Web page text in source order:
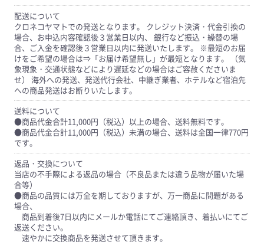
配送について
クロネコヤマトでの発送となります。 クレジット決済・代金引換の
場合、お申込内容確認後３営業日以内、 銀行など振込・繰替の場
合、ご入金を確認後３営業日以内に発送いたします。 ※最短のお届
けをご希望の場合は⇒「お届け希望無し」が最短となります。 （気
象現象・交通状態などにより遅延などの場合はご容赦くださいま
せ） 海外への発送、発送代行会社、中継ぎ業者、ホテルなど宿泊先
への商品発送はお断りいたします。
送料について
●商品代金合計11,000円（税込）以上の場合、送料無料です。
●商品代金合計11,000円（税込）未満の場合、送料は全国一律770円
です。
返品・交換について
当店の不手際による返品の場合（不良品または違う品物が届いた場
合等）
●商品の品質には万全を期しておりますが、万一商品に問題がある
場合、
商品到着後7日以内にメールか電話にてご連絡頂き、着払いにてご
返送ください。
速やかに交換商品を発送させて頂きます。